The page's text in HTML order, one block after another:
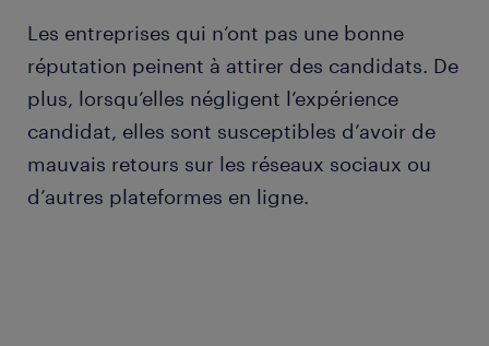
Les entreprises qui n’ont pas une bonne
réputation peinent à attirer des candidats. De
plus, lorsqu’elles négligent l’expérience
candidat, elles sont susceptibles d’avoir de
mauvais retours sur les réseaux sociaux ou
d’autres plateformes en ligne.